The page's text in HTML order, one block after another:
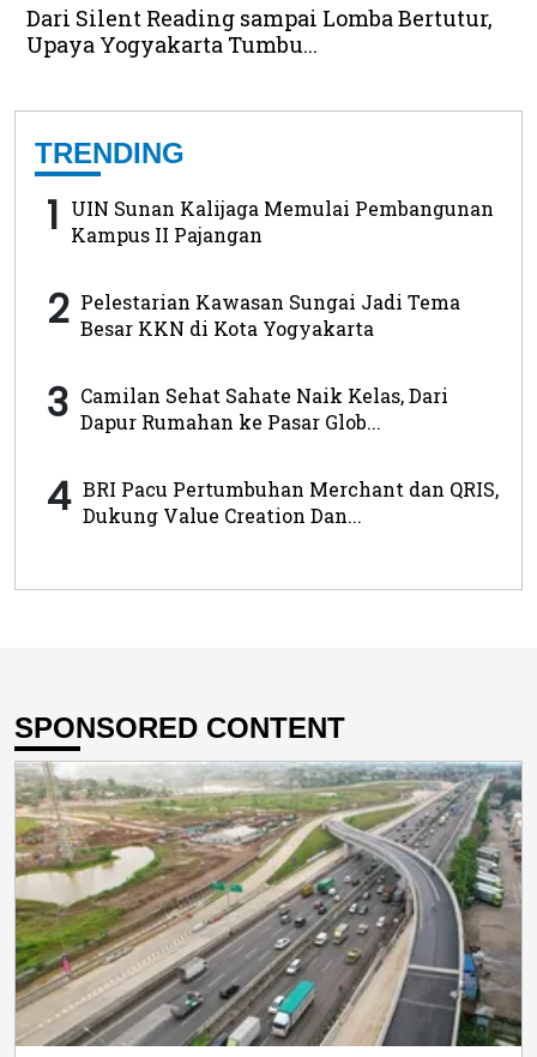
Dari Silent Reading sampai Lomba Bertutur,
Upaya Yogyakarta Tumbu...
TRENDING
1 UIN Sunan Kalijaga Memulai Pembangunan
Kampus II Pajangan
2 Pelestarian Kawasan Sungai Jadi Tema
Besar KKN di Kota Yogyakarta
3 Camilan Sehat Sahate Naik Kelas, Dari
Dapur Rumahan ke Pasar Glob...
4 BRI Pacu Pertumbuhan Merchant dan QRIS,
Dukung Value Creation Dan...
SPONSORED CONTENT